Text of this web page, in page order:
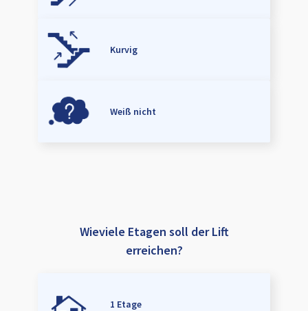
Kurvig
Weiß nicht
Wieviele Etagen soll der Lift
erreichen?
1 Etage